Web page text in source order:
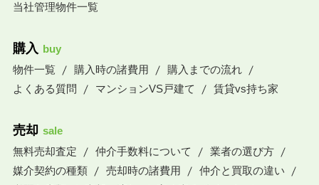
当社管理物件一覧
購入 buy
物件一覧
購入時の諸費用
購入までの流れ
よくある質問
マンションVS戸建て 賃貸vs持ち家
売却 sale
無料売却査定
仲介手数料について
業者の選び方
媒介契約の種類
売却時の諸費用
仲介と買取の違い